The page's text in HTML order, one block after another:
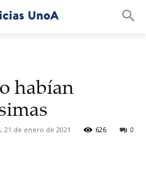
habían
21 de enero de 2021 0
626